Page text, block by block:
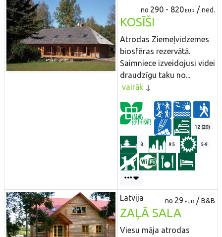
no 290 - 820 EUR /ned.
KOSĪŠI
Atrodas Ziemeļvidzemes
biosfēras rezervātā.
Saimniece izveidojusi videi
draudzīgu taku no...
vairāk
12 (20)
3 95 5-9
Latvija no 29 EUR /B&B
ZAĻĀ SALA
Viesu māja atrodas